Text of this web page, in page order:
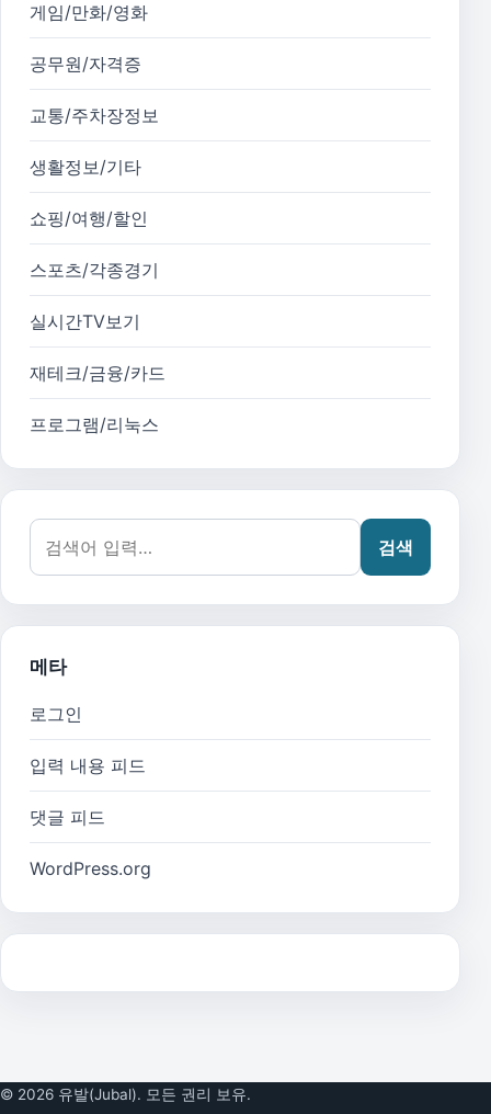
게임/만화/영화
공무원/자격증
교통/주차장정보
생활정보/기타
쇼핑/여행/할인
스포츠/각종경기
실시간TV보기
재테크/금융/카드
프로그램/리눅스
검색어:
검색
메타
로그인
입력 내용 피드
댓글 피드
WordPress.org
© 2026 유발(Jubal). 모든 권리 보유.